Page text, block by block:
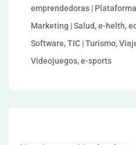
emprendedoras |
Marketing | Salud, e-helth,
Software, TIC | Turismo,
Videojuegos, e-sports